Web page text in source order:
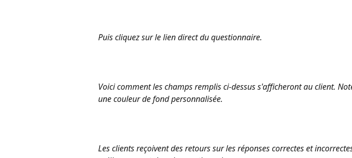
Puis cliquez sur le lien direct du questionnaire.
Voici comment les champs remplis ci-dessus s'afficheront au client.
une couleur de fond personnalisée.
Les clients reçoivent des retours sur les réponses correctes et